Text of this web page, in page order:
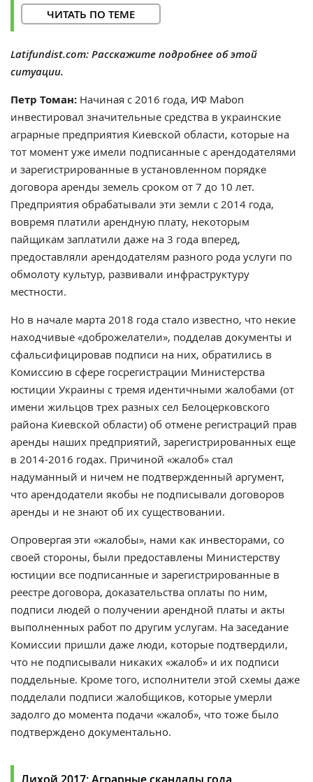
ЧИТАТЬ ПО ТЕМЕ
Latifundist.com: Расскажите подробнее об этой
ситуации.
Петр Томан: Начиная с 2016 года, ИФ Mabon
инвестировал значительные средства в украинские
аграрные предприятия Киевской области, которые на
тот момент уже имели подписанные с арендодателями
и зарегистрированные в установленном порядке
договора аренды земель сроком от 7 до 10 лет.
Предприятия обрабатывали эти земли с 2014 года,
вовремя платили арендную плату, некоторым
пайщикам заплатили даже на 3 года вперед,
предоставляли арендодателям разного рода услуги по
обмолоту культур, развивали инфраструктуру
местности.
Но в начале марта 2018 года стало известно, что некие
находчивые «доброжелатели», подделав документы и
сфальсифицировав подписи на них, обратились в
Комиссию в сфере госрегистрации Министерства
юстиции Украины с тремя идентичными жалобами (от
имени жильцов трех разных сел Белоцерковского
района Киевской области) об отмене регистраций прав
аренды наших предприятий, зарегистрированных еще
в 2014-2016 годах. Причиной «жалоб» стал
надуманный и ничем не подтвержденный аргумент,
что арендодатели якобы не подписывали договоров
аренды и не знают об их существовании.
Опровергая эти «жалобы», нами как инвесторами, со
своей стороны, были предоставлены Министерству
юстиции все подписанные и зарегистрированные в
реестре договора, доказательства оплаты по ним,
подписи людей о получении арендной платы и акты
выполненных работ по другим услугам. На заседание
Комиссии пришли даже люди, которые подтвердили,
что не подписывали никаких «жалоб» и их подписи
поддельные. Кроме того, исполнители этой схемы даже
подделали подписи жалобщиков, которые умерли
задолго до момента подачи «жалоб», что тоже было
подтверждено документально.